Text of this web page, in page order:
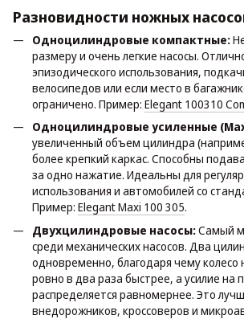
Разновидности ножных
Одноцилиндровые компактные:
размеру и очень легкие насосы.
эпизодического использования,
велосипедов или если место в
ограничено. Пример: Elegant 100310
Одноцилиндровые усиленные
увеличенный объем цилиндра
более крепкий каркас. Способны
за одно нажатие. Идеальны для
использования и автомобилей со
Пример: Elegant Maxi 100 305.
Двухцилиндровые насосы:Самый
среди механических насосов. Два
одновременно, благодаря чему колесо
ровно в два раза быстрее, а усилие на
распределяется равномернее. Это
внедорожников, кроссоверов и